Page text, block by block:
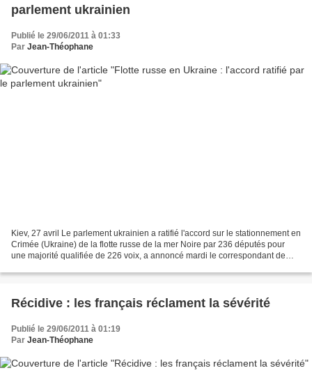
parlement ukrainien
Publié le 29/06/2011 à 01:33
Par Jean-Théophane
Kiev, 27 avril Le parlement ukrainien a ratifié l'accord sur le stationnement en
Crimée (Ukraine) de la flotte russe de la mer Noire par 236 députés pour
une majorité qualifiée de 226 voix, a annoncé mardi le correspondant de
Récidive : les français réclament la sévérité
Publié le 29/06/2011 à 01:19
Par Jean-Théophane